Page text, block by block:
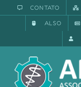
para
CONTATO
ALSO